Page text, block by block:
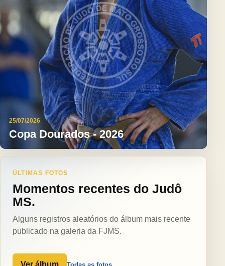
25/07/2026
Copa Dourados - 2026
ÚLTIMAS FOTOS
Momentos recentes do Judô
MS.
Alguns registros aleatórios do álbum mais recente
publicado na galeria da FJMS.